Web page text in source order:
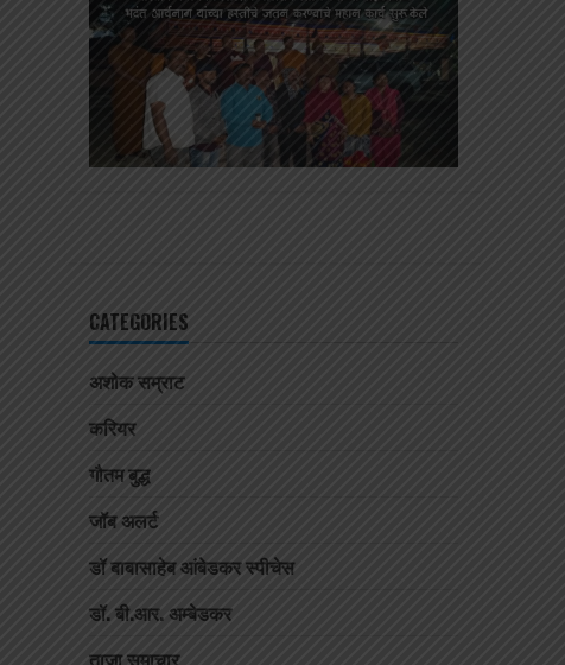
CATEGORIES
अशोक सम्राट
करियर
गौतम बुद्ध
जॉब अलर्ट
डॉ बाबासाहेब आंबेडकर स्पीचेस
डॉ. बी.आर. अम्बेडकर
ताजा समाचार